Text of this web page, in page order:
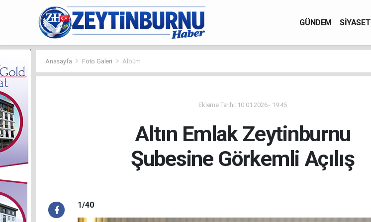
GÜNDEM SİYASET
Anasayfa Foto Galeri Albüm
Ekleme Tarihi: 10.01.2026 - 19:45
Altın Emlak Zeytinburnu
Şubesine Görkemli Açılış
1/40